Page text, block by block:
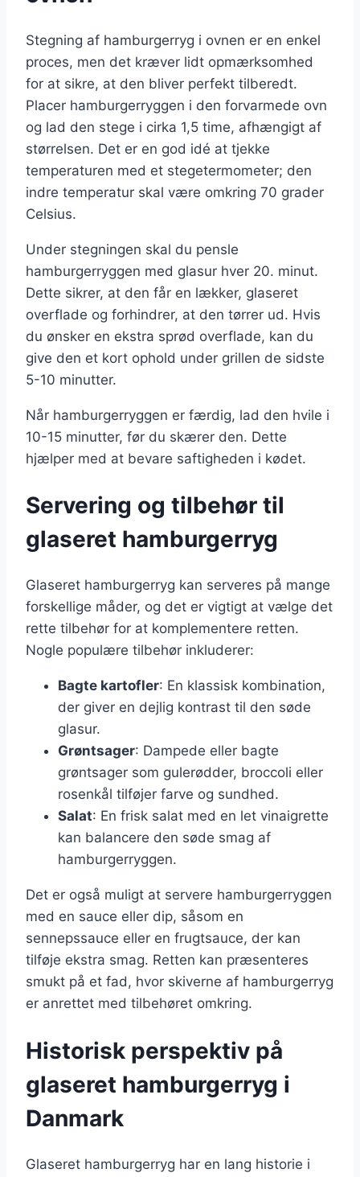
Stegning af hamburgerryg i ovnen er en enkel
proces, men det kræver lidt opmærksomhed
for at sikre, at den bliver perfekt tilberedt.
Placer hamburgerryggen i den forvarmede ovn
og lad den stege i cirka 1,5 time, afhængigt af
størrelsen. Det er en god idé at tjekke
temperaturen med et stegetermometer; den
indre temperatur skal være omkring 70 grader
Celsius.
Under stegningen skal du pensle
hamburgerryggen med glasur hver 20. minut.
Dette sikrer, at den får en lækker, glaseret
overflade og forhindrer, at den tørrer ud. Hvis
du ønsker en ekstra sprød overflade, kan du
give den et kort ophold under grillen de sidste
5-10 minutter.
Når hamburgerryggen er færdig, lad den hvile i
10-15 minutter, før du skærer den. Dette
hjælper med at bevare saftigheden i kødet.
Servering og tilbehør til
glaseret hamburgerryg
Glaseret hamburgerryg kan serveres på mange
forskellige måder, og det er vigtigt at vælge det
rette tilbehør for at komplementere retten.
Nogle populære tilbehør inkluderer:
Bagte kartofler: En klassisk kombination,
der giver en dejlig kontrast til den søde
glasur.
Grøntsager: Dampede eller bagte
grøntsager som gulerødder, broccoli eller
rosenkål tilføjer farve og sundhed.
Salat: En frisk salat med en let vinaigrette
kan balancere den søde smag af
hamburgerryggen.
Det er også muligt at servere hamburgerryggen
med en sauce eller dip, såsom en
sennepssauce eller en frugtsauce, der kan
tilføje ekstra smag. Retten kan præsenteres
smukt på et fad, hvor skiverne af hamburgerryg
er anrettet med tilbehøret omkring.
Historisk perspektiv på
glaseret hamburgerryg i
Danmark
Glaseret hamburgerryg har en lang historie i